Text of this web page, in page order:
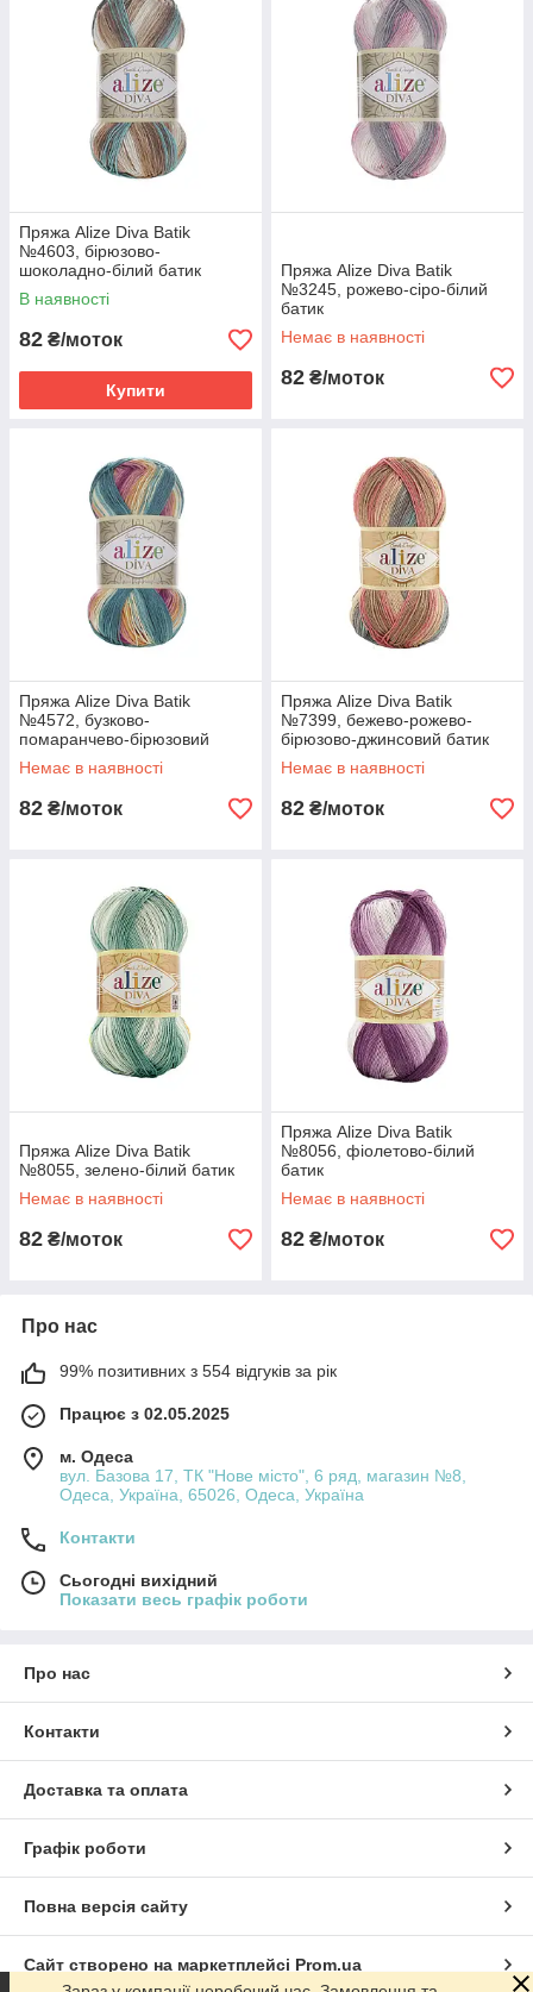
Пряжа Alize Diva Batik
№4603, бірюзово-
шоколадно-білий батик
В наявності
82 ₴/моток
Купити
Пряжа Alize Diva Batik
№3245, рожево-сіро-білий
батик
Немає в наявності
82 ₴/моток
Пряжа Alize Diva Batik
№4572, бузково-
помаранчево-бірюзовий
батик
Немає в наявності
82 ₴/моток
Пряжа Alize Diva Batik
№7399, бежево-рожево-
бірюзово-джинсовий батик
Немає в наявності
82 ₴/моток
Пряжа Alize Diva Batik
№8055, зелено-білий батик
Немає в наявності
82 ₴/моток
Пряжа Alize Diva Batik
№8056, фіолетово-білий
батик
Немає в наявності
82 ₴/моток
Про нас
99% позитивних з 554 відгуків за рік
Працює з 02.05.2025
м. Одеса
вул. Базова 17, ТК "Нове місто", 6 ряд, магазин №8,
Одеса, Україна, 65026, Одеса, Україна
Контакти
Сьогодні вихідний
Показати весь графік роботи
Про нас
Контакти
Доставка та оплата
Графік роботи
Повна версія сайту
Сайт створено на маркетплейсі Prom.ua